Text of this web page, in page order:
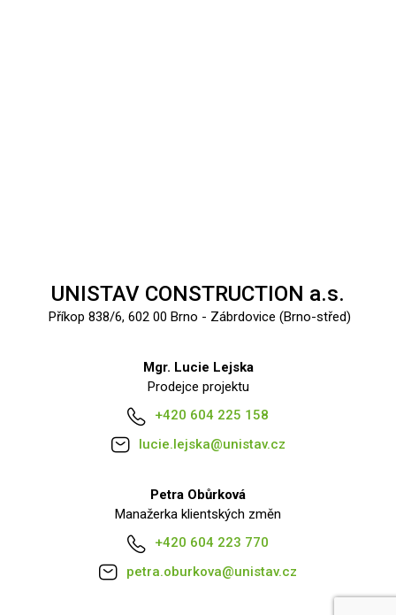
UNISTAV CONSTRUCTION a.s.
Příkop 838/6, 602 00 Brno - Zábrdovice (Brno-střed)
Mgr. Lucie Lejska
Prodejce projektu
+420 604 225 158
lucie.lejska@unistav.cz
Petra Obůrková
Manažerka klientských změn
+420 604 223 770
petra.oburkova@unistav.cz